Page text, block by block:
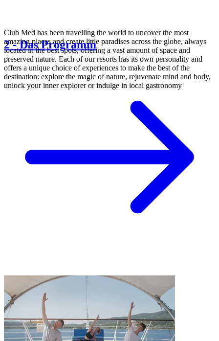
Club Med has been travelling the world to uncover the most
amazing places and create little paradises across the globe, always
located in the best spots, offering a vast amount of space and
preserved nature. Each of our resorts has its own personality and
offers a unique choice of experiences to make the best of the
destination: explore the magic of nature, rejuvenate mind and body,
unlock your inner explorer or indulge in local gastronomy
2-Das Programm